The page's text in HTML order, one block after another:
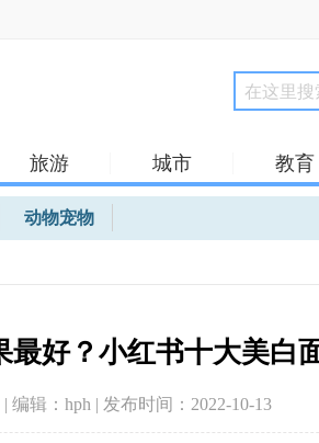
旅游 城市 教育
动物宠物
最好？小红书十大美白
| 编辑：hph | 发布时间：2022-10-13